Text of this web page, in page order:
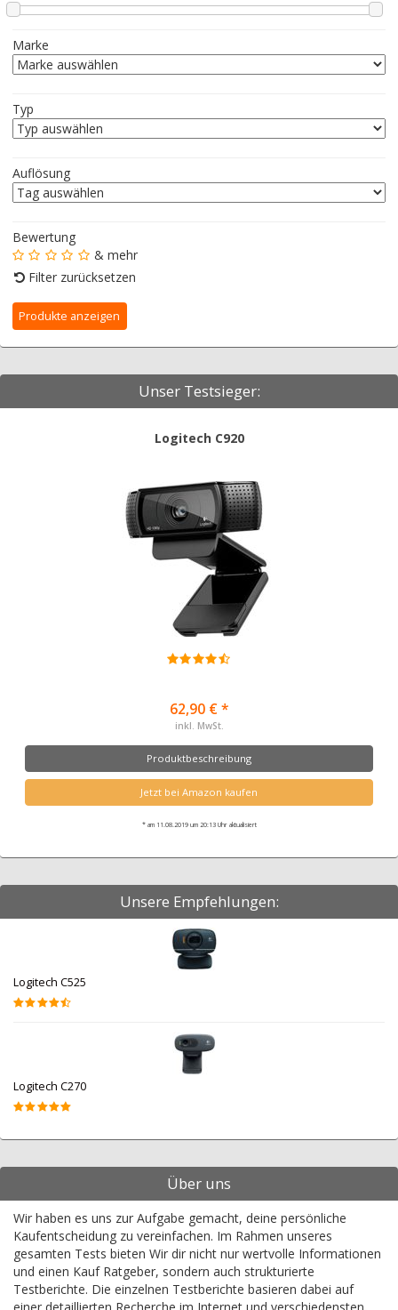
Marke
Typ
Auflösung
Bewertung
& mehr
Filter zurücksetzen
Unser Testsieger:
Logitech C920
62,90 € *
inkl. MwSt.
Produktbeschreibung
Jetzt bei Amazon kaufen
* am 11.08.2019 um 20:13 Uhr aktualisiert
Unsere Empfehlungen:
Logitech C525
Logitech C270
Über uns
Wir haben es uns zur Aufgabe gemacht, deine persönliche
Kaufentscheidung zu vereinfachen. Im Rahmen unseres
gesamten Tests bieten Wir dir nicht nur wertvolle Informationen
und einen Kauf Ratgeber, sondern auch strukturierte
Testberichte. Die einzelnen Testberichte basieren dabei auf